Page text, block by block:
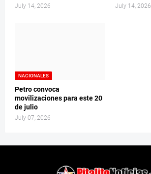
July 14, 2026 July 14, 2026
NACIONALES
Petro convoca
movilizaciones para este 20
de julio
July 07, 2026